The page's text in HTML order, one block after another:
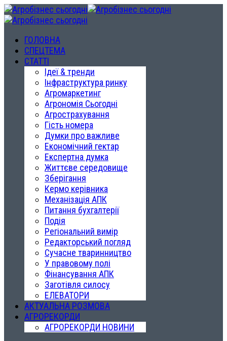
ГОЛОВНА
СПЕЦТЕМА
СТАТТІ
Ідеї & тренди
Інфраструктура ринку
Агромаркетинг
Агрономія Сьогодні
Агрострахування
Гість номера
Думки про важливе
Економічний гектар
Експертна думка
Життєве середовище
Зберігання
Кермо керівника
Механізація АПК
Питання бухгалтерії
Подія
Регіональний вимір
Редакторський погляд
Сучасне тваринництво
У правовому полі
Фінансування АПК
Заготівля силосу
ЕЛЕВАТОРИ
АКТУАЛЬНА РОЗМОВА
АГРОРЕКОРДИ
АГРОРЕКОРДИ НОВИНИ